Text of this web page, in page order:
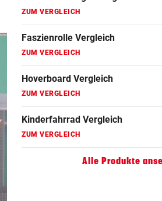
ZUM VERGLEICH
Faszienrolle Vergleich
ZUM VERGLEICH
Hoverboard Vergleich
ZUM VERGLEICH
Kinderfahrrad Vergleich
ZUM VERGLEICH
Alle Produkte